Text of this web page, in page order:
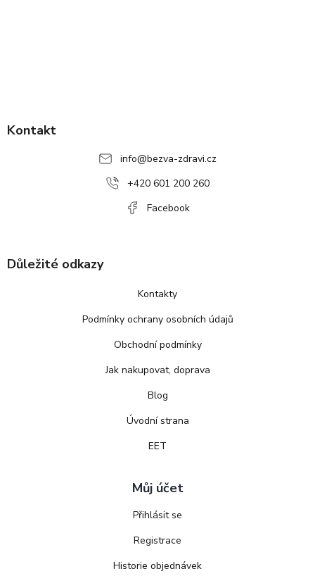
Kontakt
info@bezva-zdravi.cz
+420 601 200 260
Facebook
Důležité odkazy
Kontakty
Podmínky ochrany osobních údajů
Obchodní podmínky
Jak nakupovat, doprava
Blog
Úvodní strana
EET
Můj účet
Přihlásit se
Registrace
Historie objednávek